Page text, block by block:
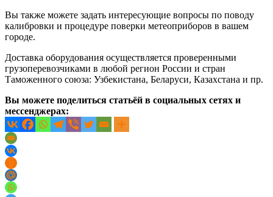
Вы также можете задать интересующие вопросы по поводу
калибровки и процедуре поверки метеоприборов в вашем
городе.
Доставка оборудования осуществляется проверенными
грузоперевозчиками в любой регион России и стран
Таможенного союза: Узбекистана, Беларуси, Казахстана и пр.
Вы можете поделиться статьёй в социальных сетях и
мессенджерах: